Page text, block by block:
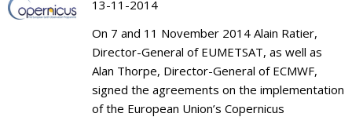
13-11-2014
On 7 and 11 November 2014 Alain Ratier,
Director-General of EUMETSAT, as well as
Alan Thorpe, Director-General of ECMWF,
signed the agreements on the implementation
of the European Union’s Copernicus